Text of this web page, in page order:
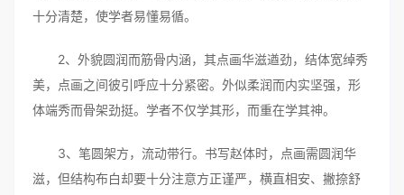
十分清楚，使学者易懂易循。
2、外貌圆润而筋骨内涵，其点画华滋遒劲，结体宽绰秀
美，点画之间彼引呼应十分紧密。外似柔润而内实坚强，形
体端秀而骨架劲挺。学者不仅学其形，而重在学其神。
3、笔圆架方，流动带行。书写赵体时，点画需圆润华
滋，但结构布白却要十分注意方正谨严，横直相安、撇捺舒